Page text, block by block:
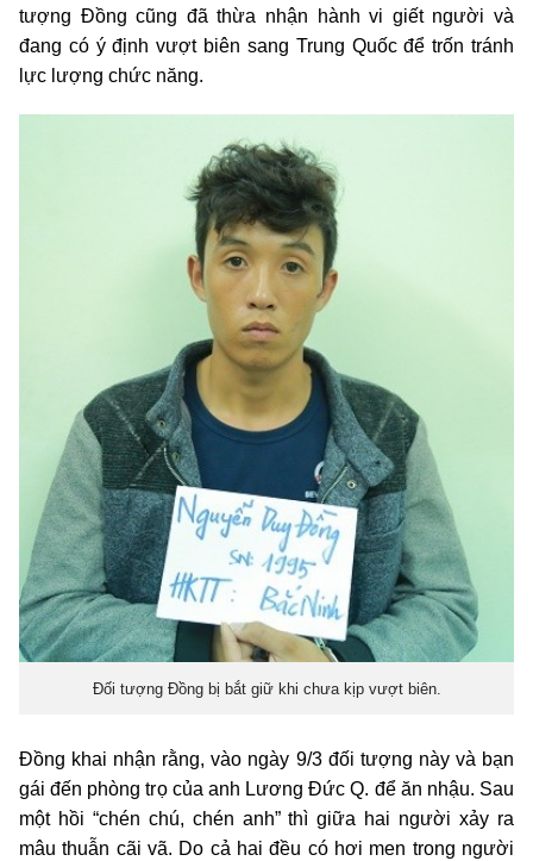
tượng Đồng cũng đã thừa nhận hành vi giết người và
đang có ý định vượt biên sang Trung Quốc để trốn tránh
lực lượng chức năng.
Đối tượng Đồng bị bắt giữ khi chưa kịp vượt biên.
Đồng khai nhận rằng, vào ngày 9/3 đối tượng này và bạn
gái đến phòng trọ của anh Lương Đức Q. để ăn nhậu. Sau
một hồi “chén chú, chén anh” thì giữa hai người xảy ra
mâu thuẫn cãi vã. Do cả hai đều có hơi men trong người